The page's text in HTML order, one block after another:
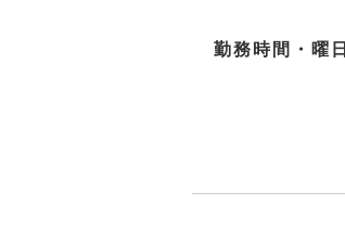
勤務時間・曜日